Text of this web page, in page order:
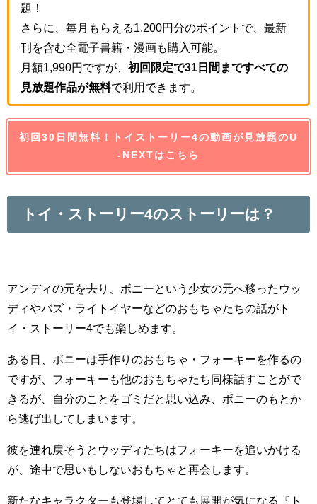
題！
さらに、毎月もらえる1,200円分のポイントで、最新
刊を含む全電子書籍・漫画も購入可能。
月額1,990円ですが、 初回限定で31日間まですべての
見放題作品が無料で利用できます。
初回30日間無料！トイストーリー4の動画が見放題のU
-NEXTはこちら
トイ・ストーリー4のストーリーは？
アンディの元を去り、ボニーという少女の元へ移ったウッ
ディやバズ・ライトイヤーなどのおもちゃたちの話がト
イ・ストーリー4でも楽しめます。
ある日、ボニーは手作りのおもちゃ・フォーキーを作るの
ですが、フォーキーも他のおもちゃたち同様話すことがで
きるが、自分のことをゴミだと思い込み、ボニーのもとか
ら逃げ出してしまいます。
彼を連れ戻そうとウッディたちはフォーキーを追いかける
が、途中で思いもしないおもちゃと再会します。
新たなキャラクターも登場してとても展開が気になる『ト